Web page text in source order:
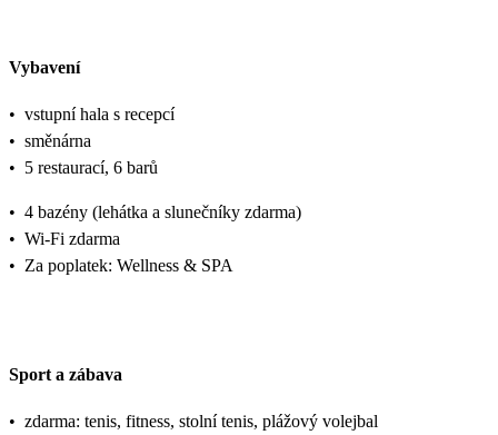
Vybavení
• vstupní hala s recepcí
• směnárna
• 5 restaurací, 6 barů
• 4 bazény (lehátka a slunečníky zdarma)
• Wi-Fi zdarma
• Za poplatek: Wellness & SPA
Sport a zábava
• zdarma: tenis, fitness, stolní tenis, plážový volejbal